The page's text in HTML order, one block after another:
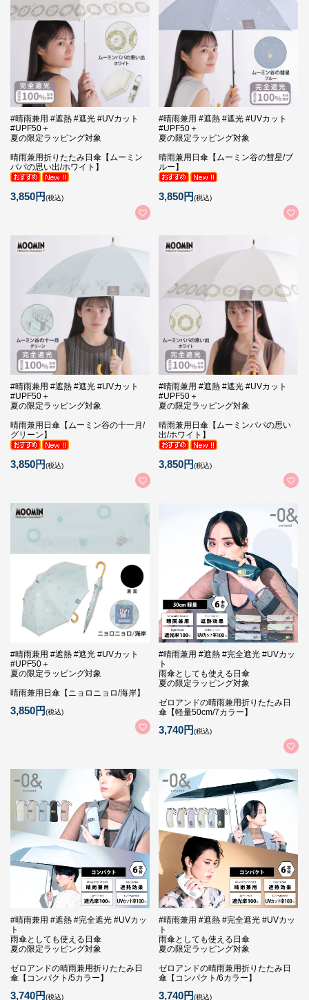
#晴雨兼用 #遮熱 #遮光 #UVカット
#UPF50＋
夏の限定ラッピング対象
晴雨兼用折りたたみ日傘【ムーミン
パパの思い出/ホワイト】
3,850円(税込)
#晴雨兼用 #遮熱 #遮光 #UVカット
#UPF50＋
夏の限定ラッピング対象
晴雨兼用日傘【ムーミン谷の彗星/ブ
ルー】
3,850円(税込)
#晴雨兼用 #遮熱 #遮光 #UVカット
#UPF50＋
夏の限定ラッピング対象
晴雨兼用日傘【ムーミン谷の十一月/
グリーン】
3,850円(税込)
#晴雨兼用 #遮熱 #遮光 #UVカット
#UPF50＋
夏の限定ラッピング対象
晴雨兼用日傘【ムーミンパパの思い
出/ホワイト】
3,850円(税込)
#晴雨兼用 #遮熱 #遮光 #UVカット
#UPF50＋
夏の限定ラッピング対象
晴雨兼用日傘【ニョロニョロ/海岸】
3,850円(税込)
#晴雨兼用 #遮熱 #完全遮光 #UVカッ
ト
雨傘としても使える日傘
夏の限定ラッピング対象
ゼロアンドの晴雨兼用折りたたみ日
傘【軽量50cm/7カラー】
3,740円(税込)
#晴雨兼用 #遮熱 #完全遮光 #UVカッ
ト
雨傘としても使える日傘
夏の限定ラッピング対象
ゼロアンドの晴雨兼用折りたたみ日
傘【コンパクト/5カラー】
3,740円(税込)
#晴雨兼用 #遮熱 #完全遮光 #UVカッ
ト
雨傘としても使える日傘
夏の限定ラッピング対象
ゼロアンドの晴雨兼用折りたたみ日
傘【コンパクト/6カラー】
3,740円(税込)